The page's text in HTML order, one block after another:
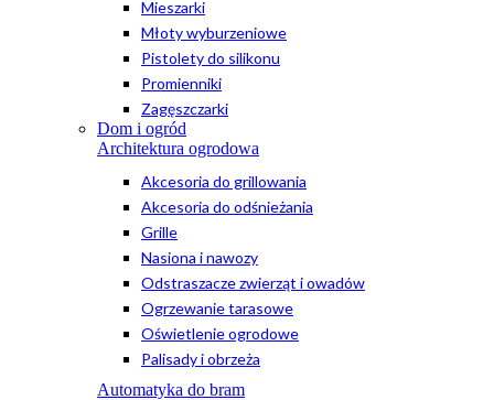
Mieszarki
Młoty wyburzeniowe
Pistolety do silikonu
Promienniki
Zagęszczarki
Dom i ogród
Architektura ogrodowa
Akcesoria do grillowania
Akcesoria do odśnieżania
Grille
Nasiona i nawozy
Odstraszacze zwierząt i owadów
Ogrzewanie tarasowe
Oświetlenie ogrodowe
Palisady i obrzeża
Automatyka do bram